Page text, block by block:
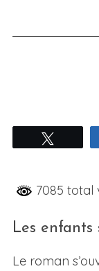
7085 total
Les
Le roman